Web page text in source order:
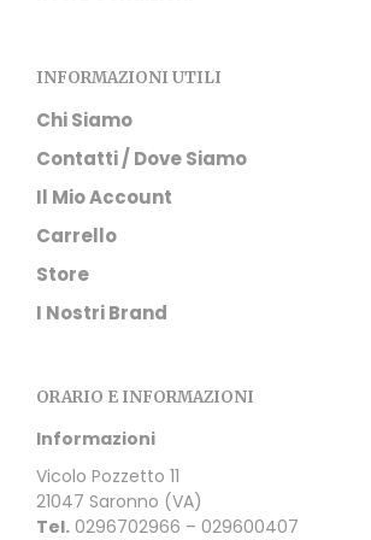
INFORMAZIONI UTILI
Chi Siamo
Contatti / Dove Siamo
Il Mio Account
Carrello
Store
I Nostri Brand
ORARIO E INFORMAZIONI
Informazioni
Vicolo Pozzetto 11
21047 Saronno (VA)
Tel. 0296702966 – 029600407